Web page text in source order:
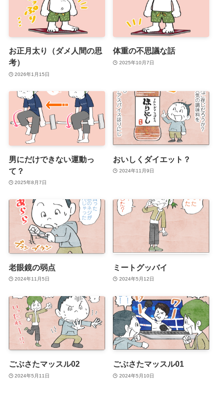
お正月太り（ダメ人間の思
考）
2026年1月15日
体重の不思議な話
2025年10月7日
男にだけできない運動っ
て？
2025年8月7日
おいしくダイエット？
2024年11月9日
老眼鏡の弱点
2024年11月5日
ミートグッバイ
2024年5月12日
ごぶさたマッスル02
2024年5月11日
ごぶさたマッスル01
2024年5月10日